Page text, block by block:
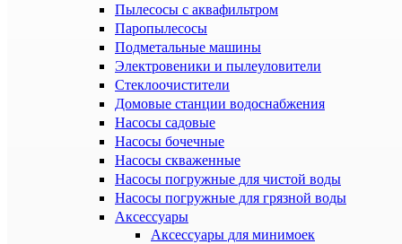
Пылесосы с аквафильтром
Паропылесосы
Подметальные машины
Электровеники и пылеуловители
Стеклоочистители
Домовые станции водоснабжения
Насосы садовые
Насосы бочечные
Насосы скваженные
Насосы погружные для чистой воды
Насосы погружные для грязной воды
Аксессуары
Аксессуары для минимоек